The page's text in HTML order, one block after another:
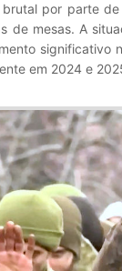
por parte
de mesas. A
significativo
em 2024 e